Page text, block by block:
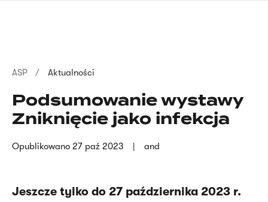
Ścieżka
nawigacyjna
ASP Aktualności
Podsumowanie wystawy
Zniknięcie jako infekcja
Opublikowano 27 paź 2023 and
Jeszcze tylko do 27 października 2023 r.